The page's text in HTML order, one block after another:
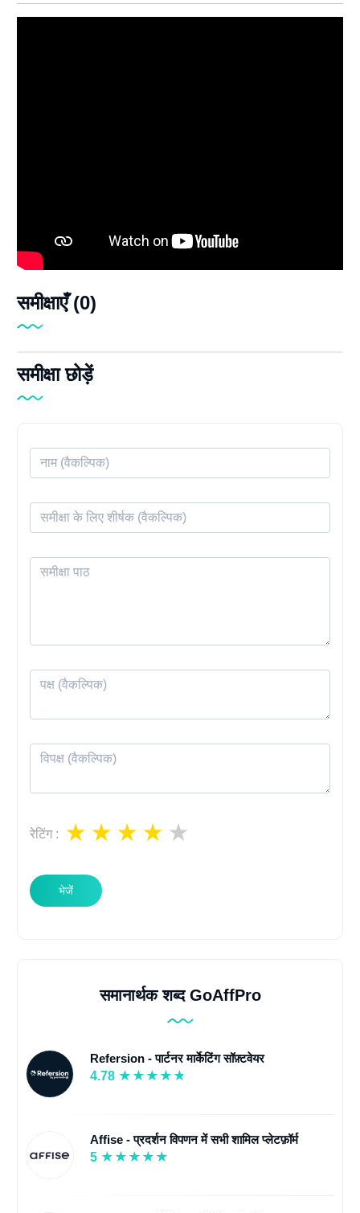
समीक्षाएँ (0)
समीक्षा छोड़ें
रेटिंग :
भेजें
समानार्थक शब्द GoAffPro
Refersion - पार्टनर मार्केटिंग सॉफ़्टवेयर
4.78
Affise - प्रदर्शन विपणन में सभी शामिल प्लेटफ़ॉर्म
5